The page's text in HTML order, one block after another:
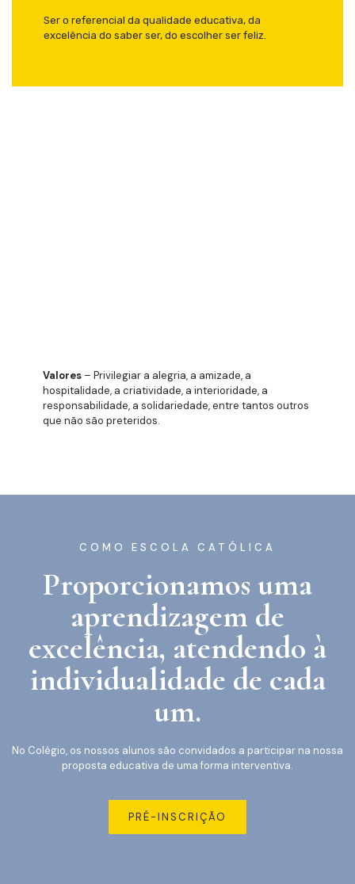
Ser o referencial da qualidade educativa, da
excelência do saber ser, do escolher ser feliz.
Valores – Privilegiar a alegria, a amizade, a
hospitalidade, a criatividade, a interioridade, a
responsabilidade, a solidariedade, entre tantos outros
que não são preteridos.
COMO ESCOLA CATÓLICA
Proporcionamos uma
aprendizagem de
excelência, atendendo à
individualidade de cada
um.
No Colégio, os nossos alunos são convidados a participar na nossa
proposta educativa de uma forma interventiva.
PRÉ-INSCRIÇÃO